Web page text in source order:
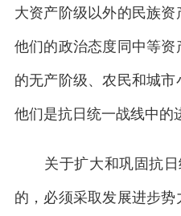
大资产阶级以外的民族
他们的政治态度同中等
的无产阶级、农民和城
他们是抗日统一战线中的
关于扩大和巩固抗日
的，必须采取发展进步